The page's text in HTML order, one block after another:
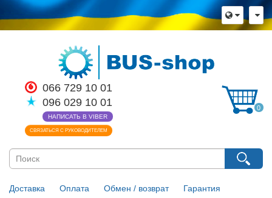
066 729 10 01
096 029 10 01
НАПИСАТЬ В VIBER
СВЯЗАТЬСЯ С РУКОВОДИТЕЛЕМ
0
Доставка Оплата Обмен / возврат
Гарантия